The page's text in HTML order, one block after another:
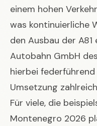
einem hohen
was kontinuierliche
den Ausbau der
Autobahn GmbH
hierbei
Umsetzung
Für viele, die
Montenegro 2026